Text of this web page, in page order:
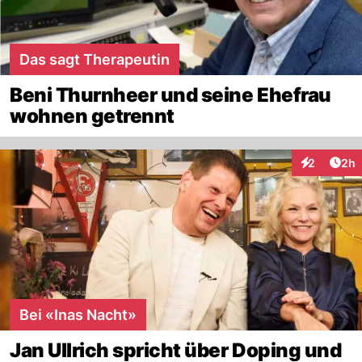
Das sagt Therapeutin
Beni Thurnheer und seine Ehefrau
wohnen getrennt
2 2h
Bei «Inas Nacht»
Jan Ullrich spricht über Doping und